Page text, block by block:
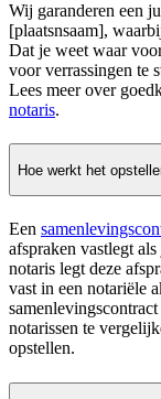
Wij garanderen een
[plaatsnsaam],
Dat je weet waar
voor verrassingen te
Lees meer over
notaris.
Hoe werkt het
Een
afspraken vastlegt
notaris legt deze
vast in een notariële
notarissen te
opstellen.